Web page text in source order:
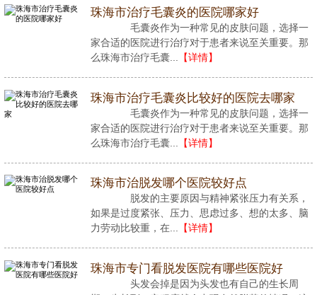
珠海市治疗毛囊炎的医院哪家好
毛囊炎作为一种常见的皮肤问题，选择一
家合适的医院进行治疗对于患者来说至关重要。那
么珠海市治疗毛囊...
【详情】
珠海市治疗毛囊炎比较好的医院去哪家
毛囊炎作为一种常见的皮肤问题，选择一
家合适的医院进行治疗对于患者来说至关重要。那
么珠海市治疗毛囊...
【详情】
珠海市治脱发哪个医院较好点
脱发的主要原因与精神紧张压力有关系，
如果是过度紧张、压力、思虑过多、想的太多、脑
力劳动比较重，在... 【详情】
珠海市专门看脱发医院有哪些医院好
头发会掉是因为头发也有自己的生长周